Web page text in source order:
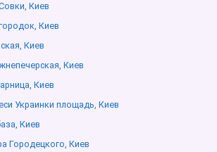
Киев
Киев
Киев
Киев
Киев
Украинки площадь, Киев
Киев
Городецкого, Киев